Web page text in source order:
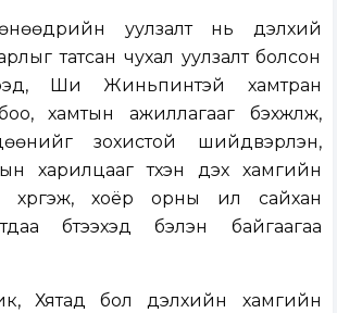
уулзалт нь дэлхий
татсан чухал уулзалт болсон
Ши Жиньпинтэй хамтран
хамтын ажиллагааг бэхжүүлж,
зохистой шийдвэрлэн,
харилцааг түүхэн дэх хамгийн
хүргэж, хоёр орны илүү сайхан
бүтээхэд бэлэн байгаагаа
Хятад бол дэлхийн хамгийн